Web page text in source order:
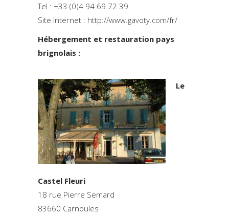
Tel : +33 (0)4 94 69 72 39
Site Internet : http://www.gavoty.com/fr/
Hébergement et restauration pays
brignolais :
Le
Castel Fleuri
18 rue Pierre Semard
83660 Carnoules